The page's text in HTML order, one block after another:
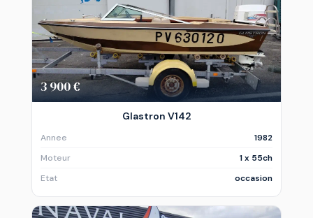
3 900 €
Glastron V142
Annee
1982
Moteur
1 x 55ch
Etat
occasion